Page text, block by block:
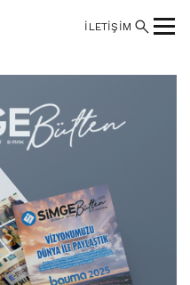
İLETİŞİM